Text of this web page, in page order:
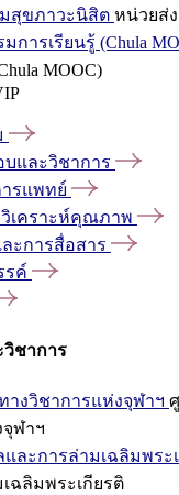
สุขภาวะนิสิต หน่วยส่
การเรียนรู้ (Chula
MOOC)
และวิชาการ
รแพทย์
เคราะห์คุณภาพ
ะการสื่อสาร
รค์
ชาการ
งวิชาการแห่งจุฬาฯ
ฬาฯ
ละการล่ามเฉลิมพระ
ฉลิมพระเกียรติ